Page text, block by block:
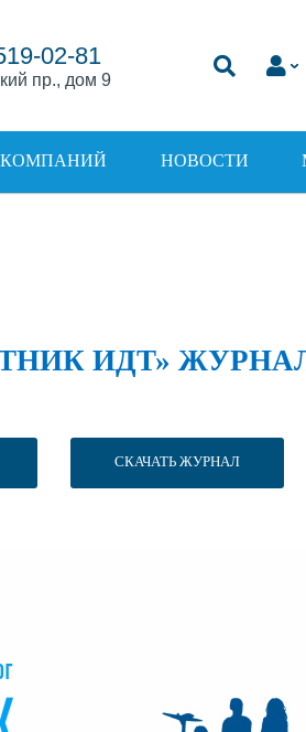
02-81
пр., дом 9
КОМПАНИЙ НОВОСТИ
ИДТ»
СКАЧАТЬ ЖУРНАЛ